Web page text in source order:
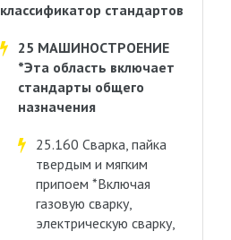
классификатор стандартов
25 МАШИНОСТРОЕНИЕ
*Эта область включает
стандарты общего
назначения
25.160 Сварка, пайка
твердым и мягким
припоем *Включая
газовую сварку,
электрическую сварку,